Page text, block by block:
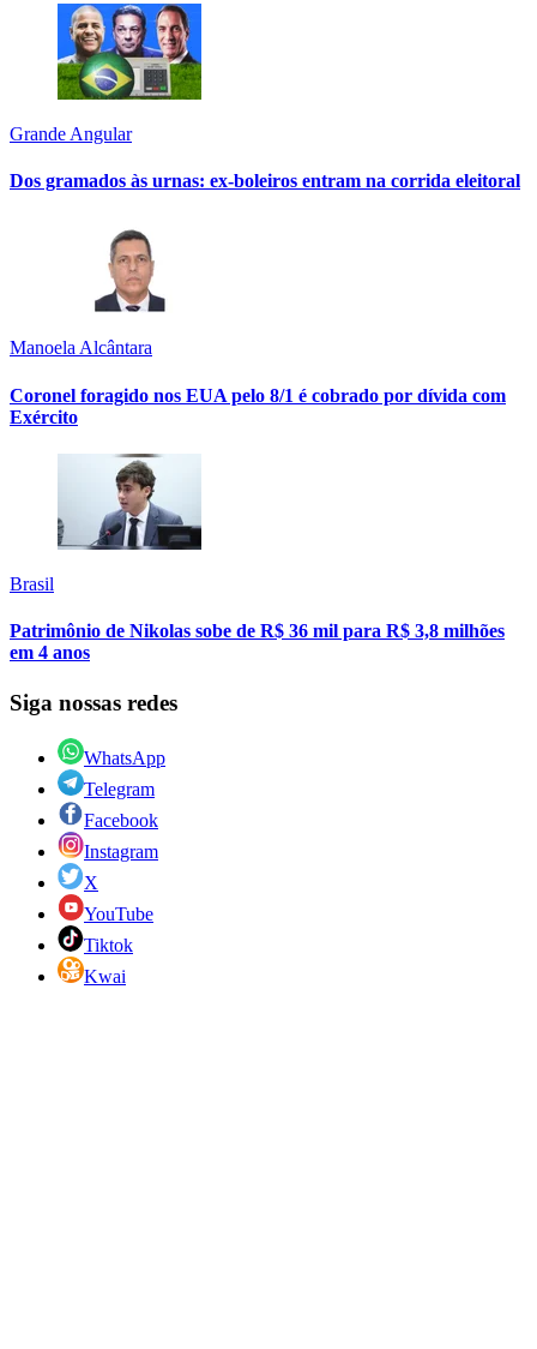
Grande Angular
Dos gramados às urnas: ex-boleiros entram na corrida eleitoral
Manoela Alcântara
Coronel foragido nos EUA pelo 8/1 é cobrado por dívida com
Exército
Brasil
Patrimônio de Nikolas sobe de R$ 36 mil para R$ 3,8 milhões
em 4 anos
Siga nossas redes
WhatsApp
Telegram
Facebook
Instagram
X
YouTube
Tiktok
Kwai